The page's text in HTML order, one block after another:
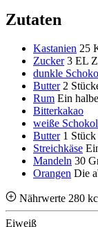
Zutaten
Kastanien 25
Zucker 3 EL
dunkle
Butter 2
Rum Ein
Bitterkakao
weiße
Butter 1
Streichkäse
Mandeln 30
Orangen Die
Nährwerte 280
Eiweiß